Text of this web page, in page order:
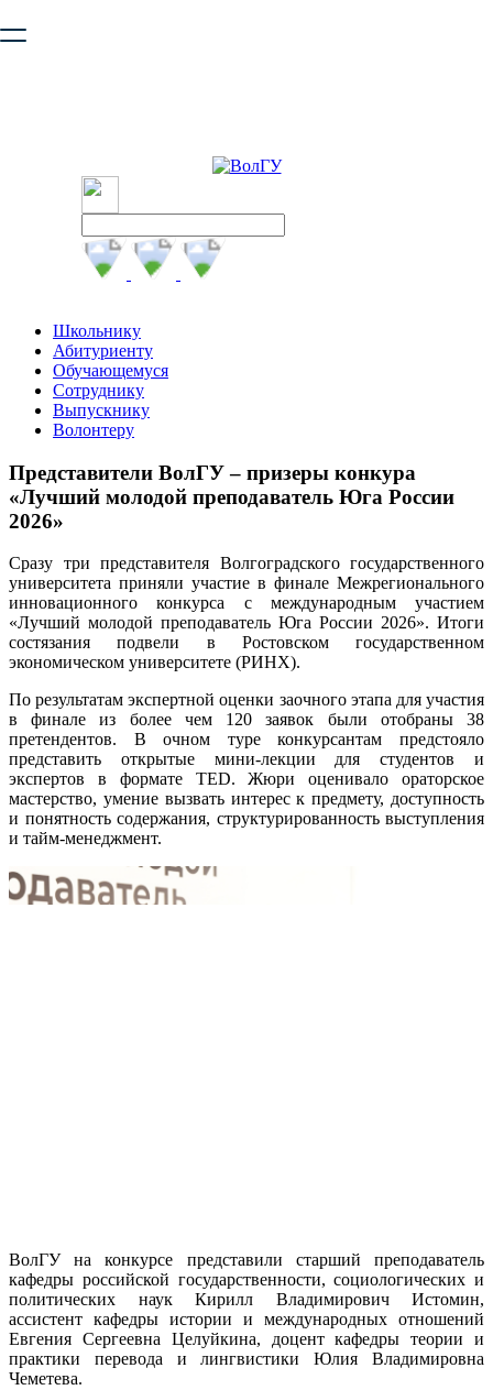
безопасную работу с сайтом. Пожалуйста
Школьнику
Абитуриенту
Обучающемуся
Сотруднику
Выпускнику
Волонтеру
Представители ВолГУ – призеры конкура
«Лучший молодой преподаватель Юга России
2026»
Сразу три представителя Волгоградского государственного
университета приняли участие в финале Межрегионального
инновационного конкурса с международным участием
«Лучший молодой преподаватель Юга России 2026». Итоги
состязания подвели в Ростовском государственном
экономическом университете (РИНХ).
По результатам экспертной оценки заочного этапа для участия
в финале из более чем 120 заявок были отобраны 38
претендентов. В очном туре конкурсантам предстояло
представить открытые мини-лекции для студентов и
экспертов в формате TED. Жюри оценивало ораторское
мастерство, умение вызвать интерес к предмету, доступность
и понятность содержания, структурированность выступления
и тайм-менеджмент.
ВолГУ на конкурсе представили старший преподаватель
кафедры российской государственности, социологических и
политических наук Кирилл Владимирович Истомин,
ассистент кафедры истории и международных отношений
Евгения Сергеевна Целуйкина, доцент кафедры теории и
практики перевода и лингвистики Юлия Владимировна
Чеметева.